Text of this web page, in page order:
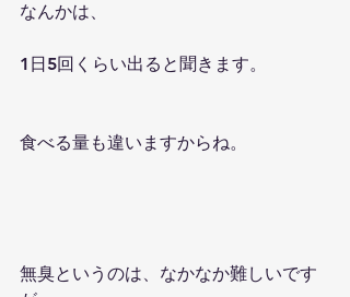
なんかは、
1日5回くらい出ると聞きます。
食べる量も違いますからね。
無臭というのは、なかなか難しいです